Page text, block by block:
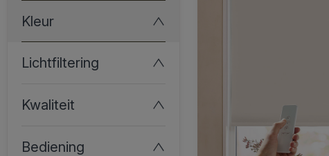
Kleur
Lichtfiltering
Kwaliteit
Bediening